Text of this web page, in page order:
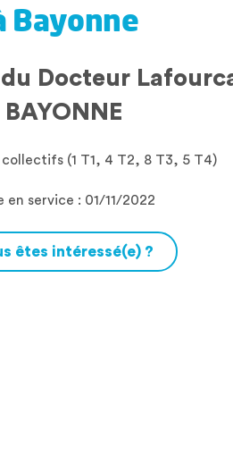
Bayonne
du Docteur
BAYONNE
(1 T1, 4 T2, 8 T3, 5 T4)
en service : 01/11/2022
êtes intéressé(e) ?